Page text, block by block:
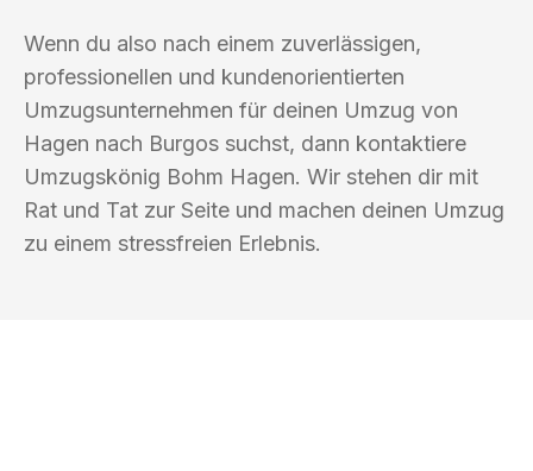
Wenn du also nach einem zuverlässigen,
professionellen und kundenorientierten
Umzugsunternehmen für deinen Umzug von
Hagen nach Burgos suchst, dann kontaktiere
Umzugskönig Bohm Hagen. Wir stehen dir mit
Rat und Tat zur Seite und machen deinen Umzug
zu einem stressfreien Erlebnis.